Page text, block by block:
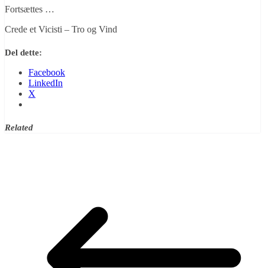
Fortsættes …
Crede et Vicisti – Tro og Vind
Del dette:
Facebook
LinkedIn
X
Related